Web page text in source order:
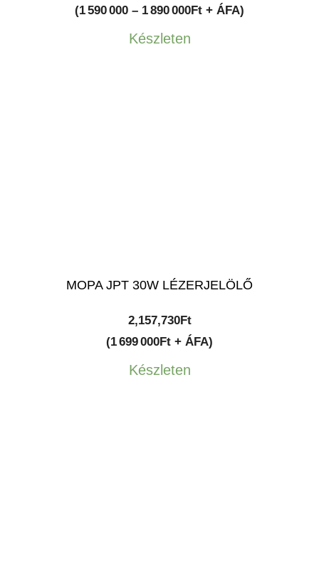
2,019,300Ft
(1 590 000 – 1 890 000Ft + ÁFA)
Készleten
MOPA JPT 30W LÉZERJELÖLŐ
2,157,730Ft
(1 699 000Ft + ÁFA)
Készleten